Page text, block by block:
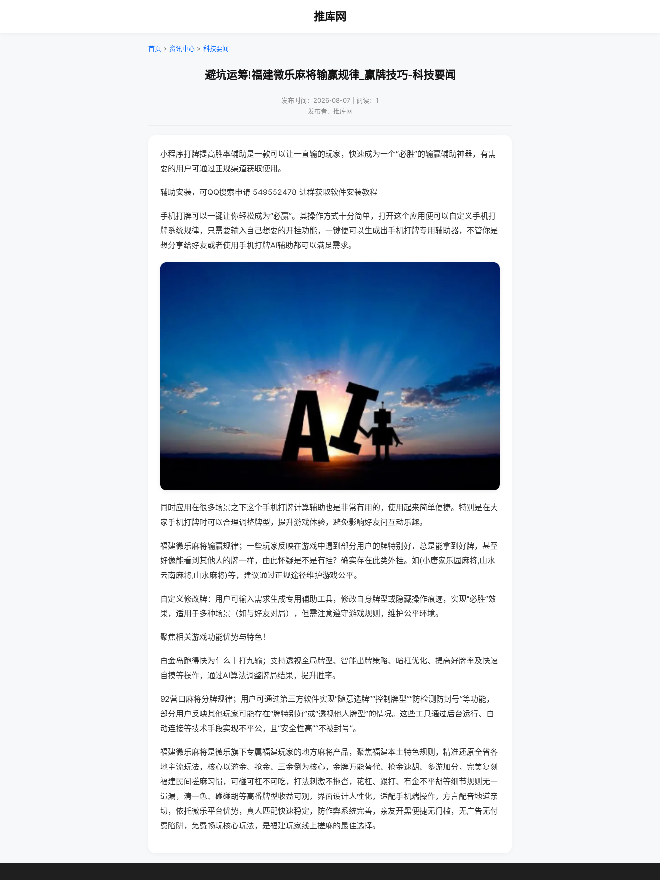
推库网
首页 > 资讯中心 > 科技要闻
避坑运筹!福建微乐麻将输赢规律_赢牌技巧-科技要闻
发布时间：2026-08-07｜阅读：1
发布者：推库网
小程序打牌提高胜率辅助是一款可以让一直输的玩家，快速成为一个“必胜”的输赢辅助神器，有需
要的用户可通过正规渠道获取使用。
辅助安装，可QQ搜索申请 549552478 进群获取软件安装教程
手机打牌可以一键让你轻松成为“必赢”。其操作方式十分简单，打开这个应用便可以自定义手机打
牌系统规律，只需要输入自己想要的开挂功能，一键便可以生成出手机打牌专用辅助器，不管你是
想分享给好友或者使用手机打牌AI辅助都可以满足需求。
同时应用在很多场景之下这个手机打牌计算辅助也是非常有用的，使用起来简单便捷。特别是在大
家手机打牌时可以合理调整牌型，提升游戏体验，避免影响好友间互动乐趣。
福建微乐麻将输赢规律；一些玩家反映在游戏中遇到部分用户的牌特别好，总是能拿到好牌，甚至
好像能看到其他人的牌一样，由此怀疑是不是有挂？确实存在此类外挂。如(小唐家乐园麻将,山水
云南麻将,山水麻将)等，建议通过正规途径维护游戏公平。
自定义修改牌：用户可输入需求生成专用辅助工具，修改自身牌型或隐藏操作痕迹，实现“必胜”效
果，适用于多种场景（如与好友对局），但需注意遵守游戏规则，维护公平环境。
聚焦相关游戏功能优势与特色！
白金岛跑得快为什么十打九输；支持透视全局牌型、智能出牌策略、暗杠优化、提高好牌率及快速
自摸等操作，通过AI算法调整牌局结果，提升胜率。
92营口麻将分牌规律；用户可通过第三方软件实现“随意选牌”“控制牌型”“防检测防封号”等功能，
部分用户反映其他玩家可能存在“牌特别好”或“透视他人牌型”的情况。这些工具通过后台运行、自
动连接等技术手段实现不平公，且“安全性高”“不被封号”。
福建微乐麻将是微乐旗下专属福建玩家的地方麻将产品，聚焦福建本土特色规则，精准还原全省各
地主流玩法，核心以游金、抢金、三金倒为核心，金牌万能替代、抢金速胡、多游加分，完美复刻
福建民间搓麻习惯，可碰可杠不可吃，打法刺激不拖沓，花杠、跟打、有金不平胡等细节规则无一
遗漏，清一色、碰碰胡等高番牌型收益可观，界面设计人性化，适配手机端操作，方言配音地道亲
切，依托微乐平台优势，真人匹配快速稳定，防作弊系统完善，亲友开黑便捷无门槛，无广告无付
费陷阱，免费畅玩核心玩法，是福建玩家线上搓麻的最佳选择。